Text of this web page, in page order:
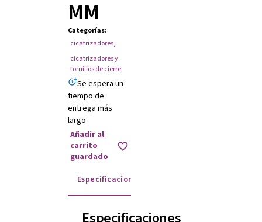
MM
Categorías:
cicatrizadores,
cicatrizadores y
tornillos de cierre
Se espera un
tiempo de
entrega más
largo
Añadir al
carrito
guardado
Especificaciones